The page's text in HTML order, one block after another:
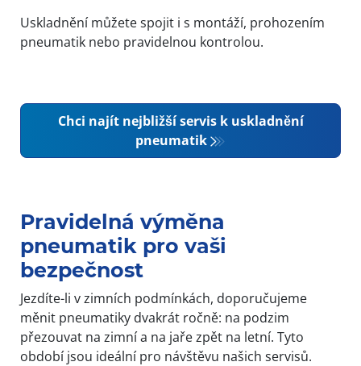
Uskladnění můžete spojit i s montáží, prohozením
pneumatik nebo pravidelnou kontrolou.
Chci najít nejbližší servis k uskladnění
pneumatik
Pravidelná výměna
pneumatik pro vaši
bezpečnost
Jezdíte-li v zimních podmínkách, doporučujeme
měnit pneumatiky dvakrát ročně: na podzim
přezouvat na zimní a na jaře zpět na letní. Tyto
období jsou ideální pro návštěvu našich servisů.